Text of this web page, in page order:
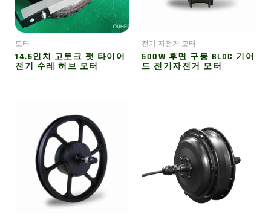
모터
14.5인치 고토크 팻 타이어
전기 수레 허브 모터
전기 자전거 모터
500W 후면 구동 BLDC 기어
드 전기자전거 모터